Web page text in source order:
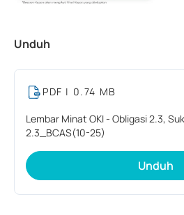
Unduh
PDF | 0.74 MB
Lembar Minat OKI - Obligasi 2.3,
2.3_BCAS(10-25)
Unduh